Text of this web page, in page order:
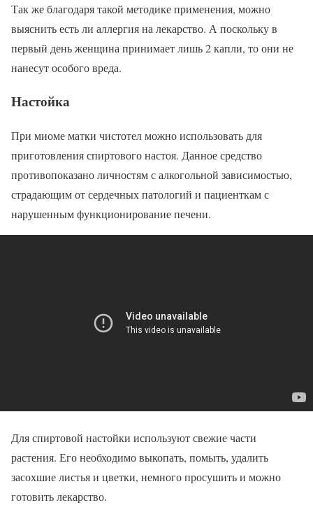
Так же благодаря такой методике применения, можно
выяснить есть ли аллергия на лекарство. А поскольку в
первый день женщина принимает лишь 2 капли, то они не
нанесут особого вреда.
Настойка
При миоме матки чистотел можно использовать для
приготовления спиртового настоя. Данное средство
противопоказано личностям с алкогольной зависимостью,
страдающим от сердечных патологий и пациенткам с
нарушенным функционирование печени.
Для спиртовой настойки используют свежие части
растения. Его необходимо выкопать, помыть, удалить
засохшие листья и цветки, немного просушить и можно
готовить лекарство.